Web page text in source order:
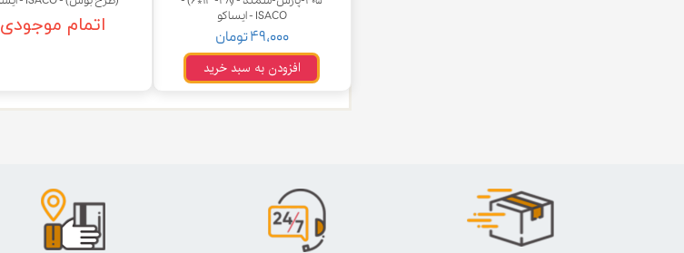
چسب خودرو
ISACO - ایساکو
۴۹,۰۰۰ تومان
افزودن به سبد خرید
اتمام موجودی